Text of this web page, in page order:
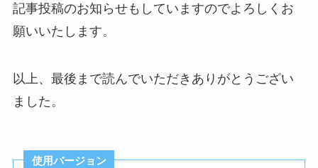
記事投稿のお知らせもしていますのでよろしくお
願いいたします。
以上、最後まで読んでいただきありがとうござい
ました。
使用バージョン